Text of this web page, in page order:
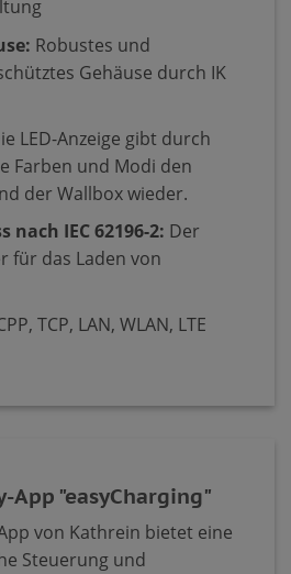
Robustes und
Gehäuse durch IK
LED-Anzeige gibt durch
Farben und Modi den
der Wallbox wieder.
nach IEC 62196-2: Der
für das Laden von
TCP, LAN, WLAN, LTE
App "easyCharging"
von Kathrein bietet eine
Steuerung und